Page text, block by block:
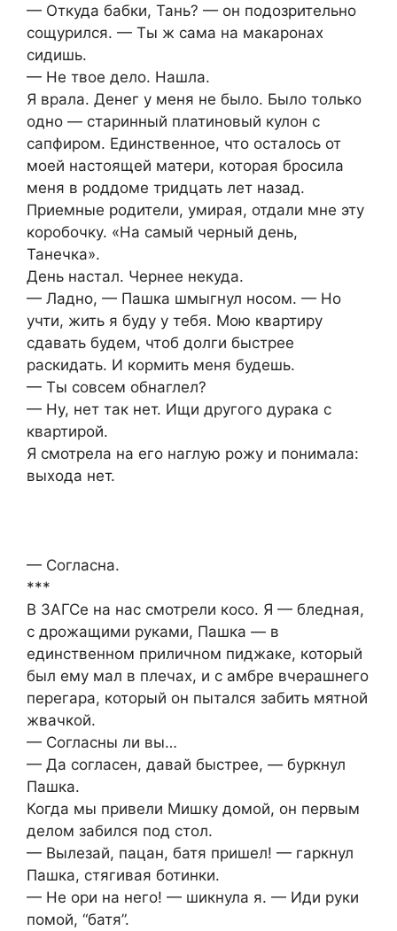
— Откуда бабки, Тань? — он подозрительно
сощурился. — Ты ж сама на макаронах
сидишь.
— Не твое дело. Нашла.
Я врала. Денег у меня не было. Было только
одно — старинный платиновый кулон с
сапфиром. Единственное, что осталось от
моей настоящей матери, которая бросила
меня в роддоме тридцать лет назад.
Приемные родители, умирая, отдали мне эту
коробочку. «На самый черный день,
Танечка».
День настал. Чернее некуда.
— Ладно, — Пашка шмыгнул носом. — Но
учти, жить я буду у тебя. Мою квартиру
сдавать будем, чтоб долги быстрее
раскидать. И кормить меня будешь.
— Ты совсем обнаглел?
— Ну, нет так нет. Ищи другого дурака с
квартирой.
Я смотрела на его наглую рожу и понимала:
выхода нет.
— Согласна.
***
В ЗАГСе на нас смотрели косо. Я — бледная,
с дрожащими руками, Пашка — в
единственном приличном пиджаке, который
был ему мал в плечах, и с амбре вчерашнего
перегара, который он пытался забить мятной
жвачкой.
— Согласны ли вы…
— Да согласен, давай быстрее, — буркнул
Пашка.
Когда мы привели Мишку домой, он первым
делом забился под стол.
— Вылезай, пацан, батя пришел! — гаркнул
Пашка, стягивая ботинки.
— Не ори на него! — шикнула я. — Иди руки
помой, “батя”.